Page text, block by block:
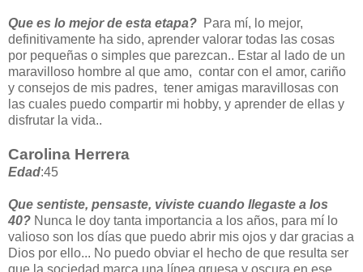
Que es lo mejor de esta etapa? Para mí, lo mejor,
definitivamente ha sido, aprender valorar todas las cosas
por pequeñas o simples que parezcan.. Estar al lado de un
maravilloso hombre al que amo, contar con el amor, cariño
y consejos de mis padres, tener amigas maravillosas con
las cuales puedo compartir mi hobby, y aprender de ellas y
disfrutar la vida..
Carolina Herrera
Edad:45
Que sentiste, pensaste, viviste cuando llegaste a los
40? Nunca le doy tanta importancia a los años, para mí lo
valioso son los días que puedo abrir mis ojos y dar gracias a
Dios por ello... No puedo obviar el hecho de que resulta ser
que la sociedad marca una línea gruesa y oscura en ese